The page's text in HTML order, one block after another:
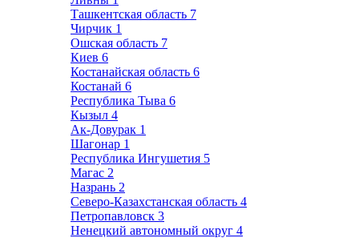
Ташкентская область 7
Чирчик 1
Ошская область 7
Киев 6
Костанайская область 6
Костанай 6
Республика Тыва 6
Кызыл 4
Ак-Довурак 1
Шагонар 1
Республика Ингушетия 5
Магас 2
Назрань 2
Северо-Казахстанская область 4
Петропавловск 3
Ненецкий автономный округ 4